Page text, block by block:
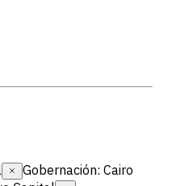
Gobernación: Cairo